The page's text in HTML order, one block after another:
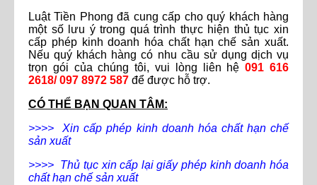
Luật Tiền Phong đã cung cấp cho quý khách hàng
một số lưu ý trong quá trình thực hiện thủ tục xin
cấp phép kinh doanh hóa chất hạn chế sản xuất.
Nếu quý khách hàng có nhu cầu sử dụng dịch vụ
trọn gói của chúng tôi, vui lòng liên hệ091 616
2618/ 097 8972 587 để được hỗ trợ.
CÓ THỂ BẠN QUAN TÂM:
>>>> Xin cấp phép kinh doanh hóa chất hạn chế
sản xuất
>>>> Thủ tục xin cấp lại giấy phép kinh doanh hóa
chất hạn chế sản xuất